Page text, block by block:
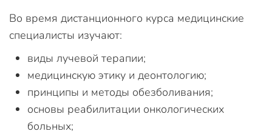
Во время дистанционного курса медицинские
специалисты изучают:
виды лучевой терапии;
медицинскую этику и деонтологию;
принципы и методы обезболивания;
основы реабилитации онкологических
больных;